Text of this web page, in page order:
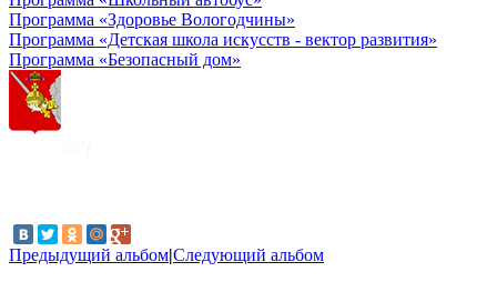
Программа «Здоровье Вологодчины»
Программа «Детская школа искусств - вектор развития»
Программа «Безопасный дом»
Предыдущий альбом|Следующий альбом